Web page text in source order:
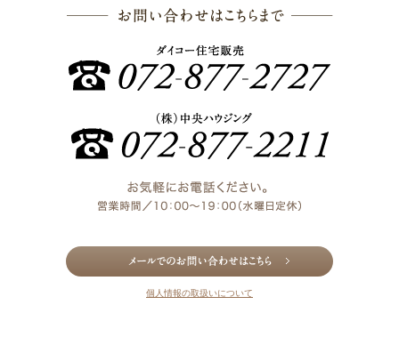
お問い合わ
個人情報の取扱いについて